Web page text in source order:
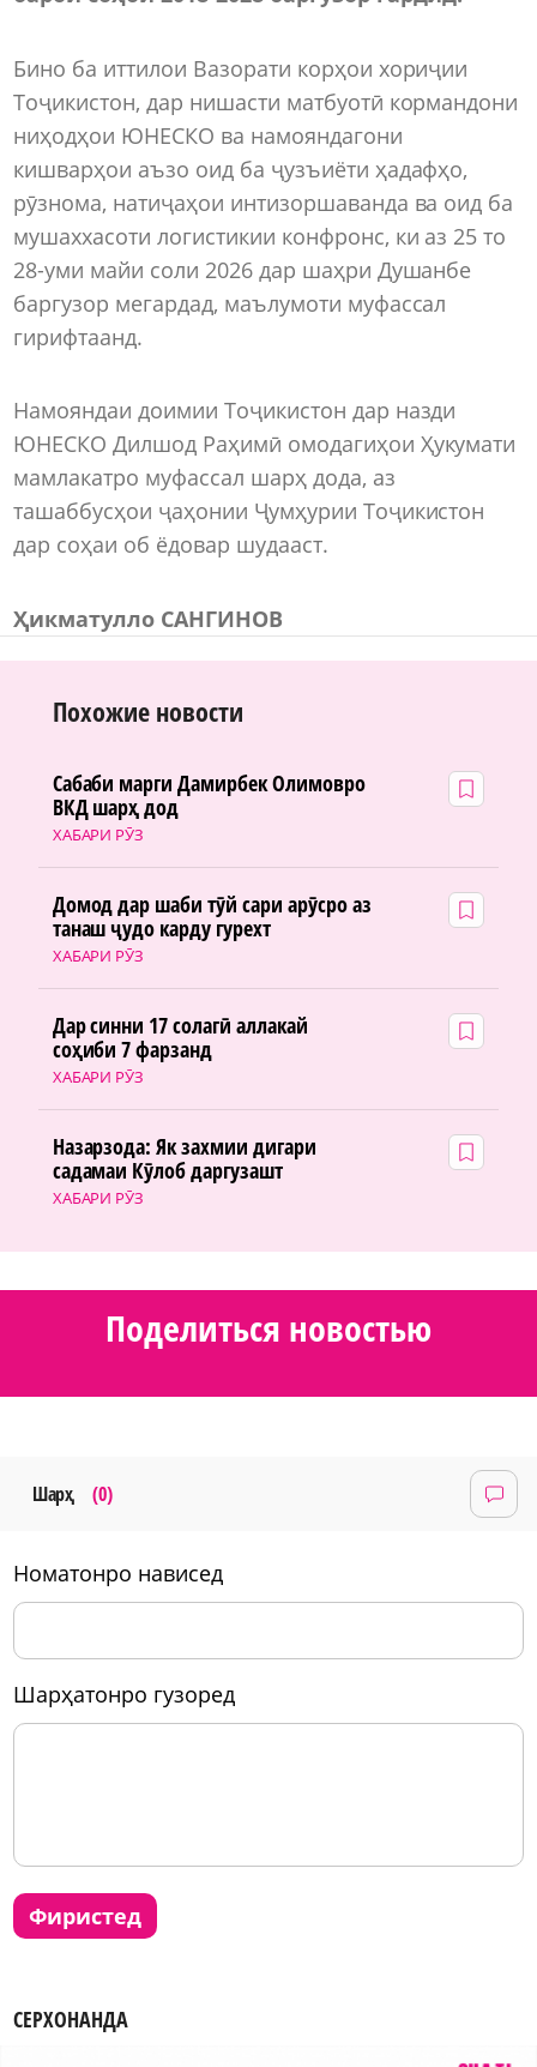
Бино ба иттилои Вазорати корҳои хориҷии
Тоҷикистон, дар нишасти матбуотӣ кормандони
ниҳодҳои ЮНЕСКО ва намояндагони
кишварҳои аъзо оид ба ҷузъиёти ҳадафҳо,
рӯзнома, натиҷаҳои интизоршаванда ва оид ба
мушаххасоти логистикии конфронс, ки аз 25 то
28-уми майи соли 2026 дар шаҳри Душанбе
баргузор мегардад, маълумоти муфассал
гирифтаанд.
Намояндаи доимии Тоҷикистон дар назди
ЮНЕСКО Дилшод Раҳимӣ омодагиҳои Ҳукумати
мамлакатро муфассал шарҳ дода, аз
ташаббусҳои ҷаҳонии Ҷумҳурии Тоҷикистон
дар соҳаи об ёдовар шудааст.
Ҳикматулло САНГИНОВ
Похожие новости
ХАБАРИ РӮЗ
Сабаби марги Дамирбек Олимовро
ВКД шарҳ дод
ХАБАРИ РӮЗ
Домод дар шаби тӯй сари арӯсро аз
танаш ҷудо карду гурехт
ХАБАРИ РӮЗ
Дар синни 17 солагӣ аллакай
соҳиби 7 фарзанд
ХАБАРИ РӮЗ
Назарзода: Як захмии дигари
садамаи Кӯлоб даргузашт
Поделиться новостью
Шарҳ (0)
номатонро нависед
шарҳатонро гузоред
фиристед
СЕРХОНАНДА